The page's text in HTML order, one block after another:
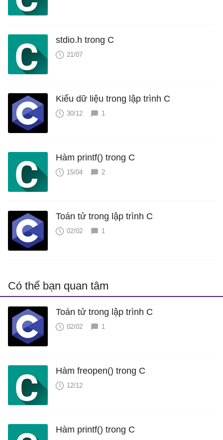
stdio.h trong C
21/07
Kiểu dữ liệu trong lập trình C
30/12 1
Hàm printf() trong C
15/04 2
Toán tử trong lập trình C
02/02 1
Có thể bạn quan tâm
Toán tử trong lập trình C
02/02 1
Hàm freopen() trong C
12/12
Hàm printf() trong C